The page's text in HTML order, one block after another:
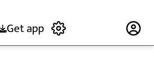
Get app